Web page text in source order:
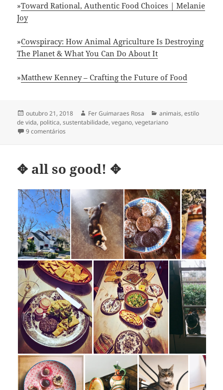
»Toward Rational, Authentic Food Choices | Melanie
Joy
»Cowspiracy: How Animal Agriculture Is Destroying
The Planet & What You Can Do About It
»Matthew Kenney – Crafting the Future of Food
Publicado
em
outubro 21, 2018 Autor
Fer Guimaraes Rosa Categorias
animais,estilo
de vida, politica,sustentabilidade,vegano,vegetariano
9 comentários
✥ all so good! ✥